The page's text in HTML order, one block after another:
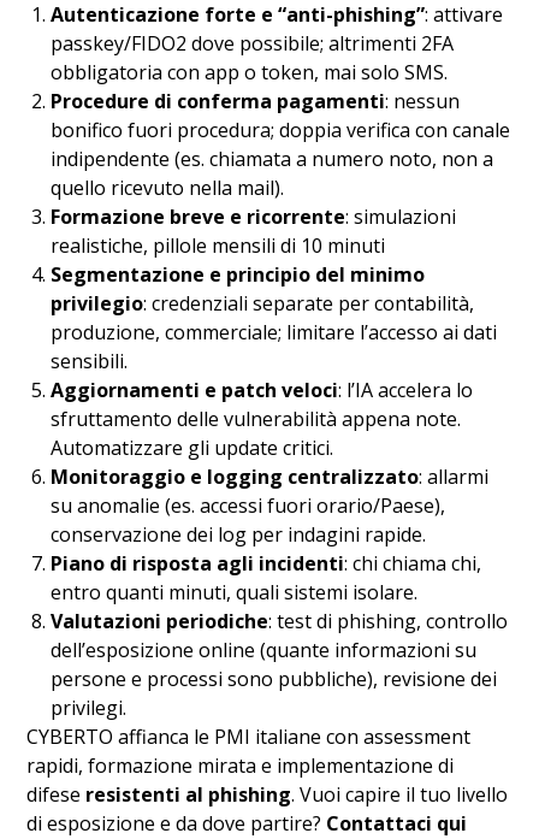
Autenticazione forte e “anti-phishing”: attivare
passkey/FIDO2 dove possibile; altrimenti 2FA
obbligatoria con app o token, mai solo SMS.
Procedure di conferma pagamenti: nessun
bonifico fuori procedura; doppia verifica con canale
indipendente (es. chiamata a numero noto, non a
quello ricevuto nella mail).
Formazione breve e ricorrente: simulazioni
realistiche, pillole mensili di 10 minuti
Segmentazione e principio del minimo
privilegio: credenziali separate per contabilità,
produzione, commerciale; limitare l’accesso ai dati
sensibili.
Aggiornamenti e patch veloci: l’IA accelera lo
sfruttamento delle vulnerabilità appena note.
Automatizzare gli update critici.
Monitoraggio e logging centralizzato: allarmi
su anomalie (es. accessi fuori orario/Paese),
conservazione dei log per indagini rapide.
Piano di risposta agli incidenti: chi chiama chi,
entro quanti minuti, quali sistemi isolare.
Valutazioni periodiche: test di phishing, controllo
dell’esposizione online (quante informazioni su
persone e processi sono pubbliche), revisione dei
privilegi.
CYBERTO affianca le PMI italiane con assessment
rapidi, formazione mirata e implementazione di
difese resistenti al phishing. Vuoi capire il tuo livello
di esposizione e da dove partire? Contattaci qui